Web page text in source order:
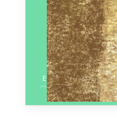
En savoir plus